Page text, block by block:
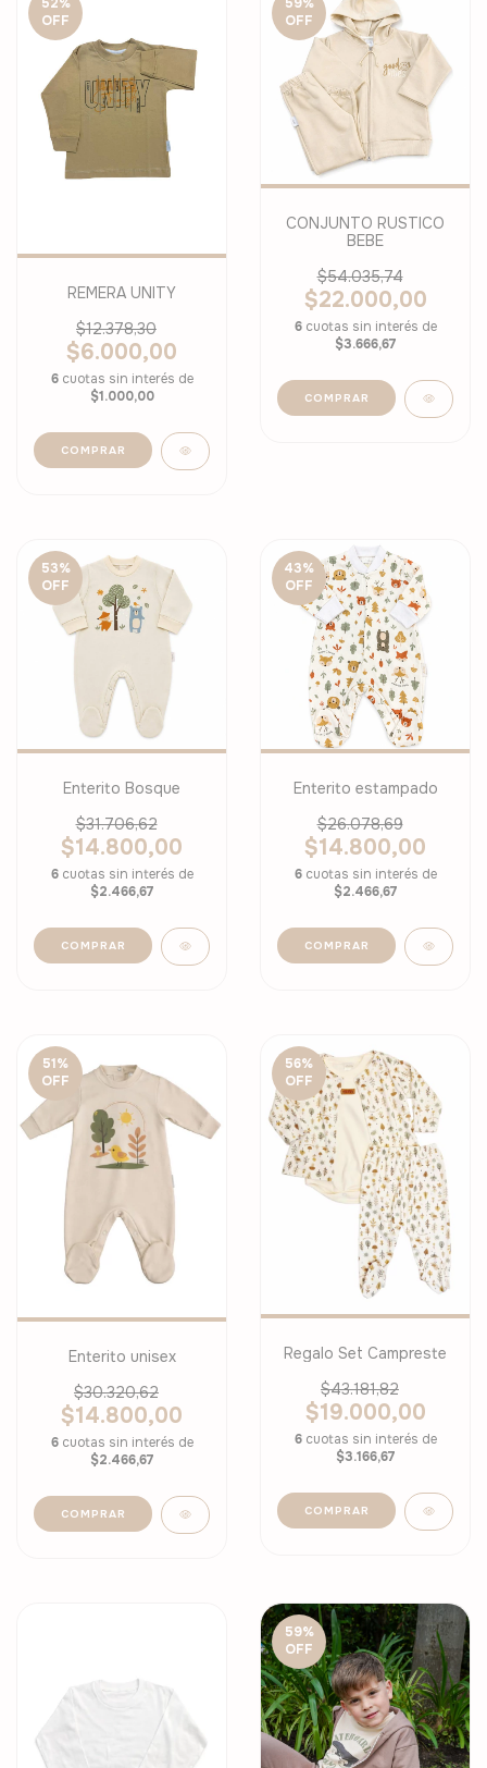
OFF
REMERA UNITY
$12.378,30
$6.000,00
6 cuotas sin interés de
$1.000,00
COMPRAR
OFF
CONJUNTO RUSTICO
BEBE
$54.035,74
$22.000,00
6 cuotas sin interés de
$3.666,67
COMPRAR
53%
OFF
Enterito Bosque
$31.706,62
$14.800,00
6 cuotas sin interés de
$2.466,67
COMPRAR
43%
OFF
Enterito estampado
$26.078,69
$14.800,00
6 cuotas sin interés de
$2.466,67
COMPRAR
51%
OFF
Enterito unisex
$30.320,62
$14.800,00
6 cuotas sin interés de
$2.466,67
COMPRAR
56%
OFF
Regalo Set Campreste
$43.181,82
$19.000,00
6 cuotas sin interés de
$3.166,67
COMPRAR
59%
OFF